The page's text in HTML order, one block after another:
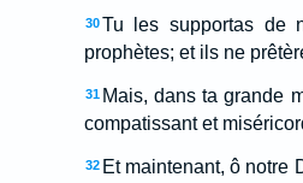
30 Tu les supportas de
prophètes; et ils ne
31 Mais, dans ta grande
compatissant et
32 Et maintenant, ô notre